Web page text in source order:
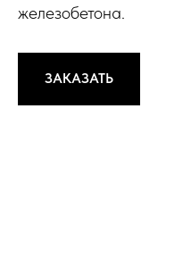
железобетона.
ЗАКАЗАТЬ